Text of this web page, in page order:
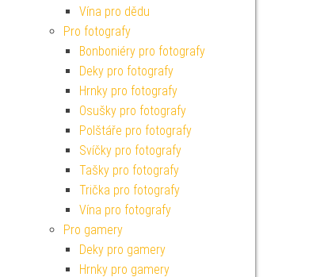
Vína pro dědu
Pro fotografy
Bonboniéry pro fotografy
Deky pro fotografy
Hrnky pro fotografy
Osušky pro fotografy
Polštáře pro fotografy
Svíčky pro fotografy
Tašky pro fotografy
Trička pro fotografy
Vína pro fotografy
Pro gamery
Deky pro gamery
Hrnky pro gamery